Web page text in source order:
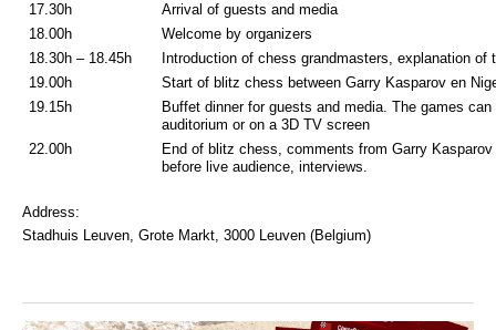
17.30h
Arrival of guests and media
18.00h
Welcome by organizers
18.30h – 18.45h
Introduction of chess grandmasters, explanation of
19.00h
Start of blitz chess between Garry Kasparov en
19.15h
Buffet dinner for guests and media. The games
auditorium or on a 3D TV screen
22.00h
End of blitz chess, comments from Garry
before live audience, interviews.
Address:
Stadhuis Leuven, Grote Markt, 3000 Leuven (Belgium)